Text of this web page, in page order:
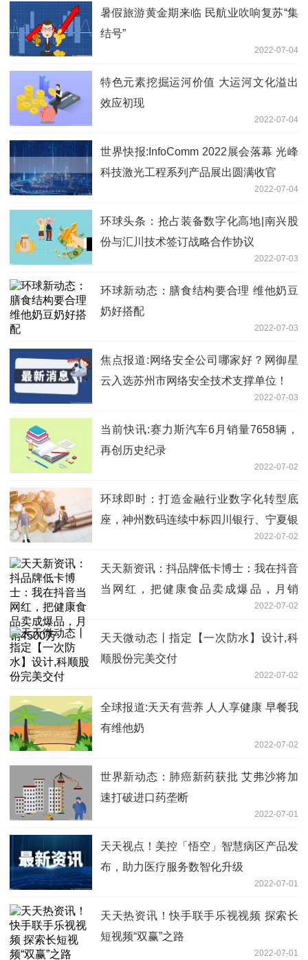
暑假旅游黄金期来临 民航业吹响复苏“集
结号”
2022-07-04
特色元素挖掘运河价值 大运河文化溢出
效应初现
2022-07-04
世界快报:InfoComm 2022展会落幕 光峰
科技激光工程系列产品展出圆满收官
2022-07-04
环球头条：抢占装备数字化高地|南兴股
份与汇川技术签订战略合作协议
2022-07-03
环球新动态：膳食结构要合理 维他奶豆
奶好搭配
2022-07-03
焦点报道:网络安全公司哪家好？网御星
云入选苏州市网络安全技术支撑单位！
2022-07-03
当前快讯:赛力斯汽车6月销量7658辆，
再创历史纪录
2022-07-02
环球即时：打造金融行业数字化转型底
座，神州数码连续中标四川银行、宁夏银
2022-07-02
天天新资讯：抖品牌低卡博士：我在抖音
当网红，把健康食品卖成爆品，月销
2022-07-02
天天微动态丨指定【一次防水】设计,科
顺股份完美交付
2022-07-02
全球报道:天天有营养 人人享健康 早餐我
有维他奶
2022-07-02
世界新动态：肺癌新药获批 艾弗沙将加
速打破进口药垄断
2022-07-01
天天视点！美控「悟空」智慧病区产品发
布，助力医疗服务数智化升级
2022-07-01
天天热资讯！快手联手乐视视频 探索长
短视频“双赢”之路
2022-07-01